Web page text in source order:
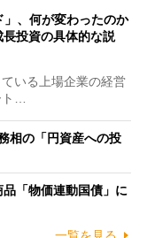
、何が変わったのか
投資の具体的な説
いる上場企業の経営
…
相の「円資産への投
「物価連動国債」に